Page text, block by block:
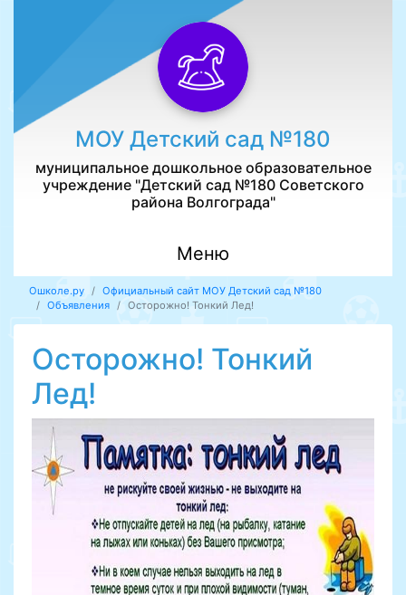
МОУ Детский сад №180
муниципальное дошкольное образовательное
учреждение "Детский сад №180 Советского
района Волгограда"
Меню
Ошколе.ру
Официальный сайт МОУ Детский сад №180
Объявления
Осторожно! Тонкий Лед!
Осторожно! Тонкий
Лед!